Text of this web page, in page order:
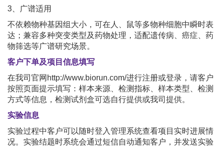
3、广谱适用
不依赖物种基因组大小，可在人、鼠等多物种细胞中瞬时表
达；兼容多种突变类型及药物处理，适配遗传病、癌症、药
物筛选等广谱研究场景。
客户下单及项目信息填写
在我司官网http://www.biorun.com/进行注册或登录，请客户
按照页面提示填写：样本来源、检测指标、样本类型、检测
方式等信息，检测试剂盒可选自行提供或我司提供。
实验信息
实验过程中客户可以随时登入管理系统查看项目实时进展情
况。实验结题时系统会通过短信自动通知客户，并发送实验